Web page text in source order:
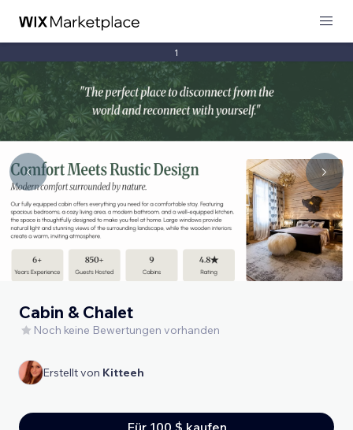
1
Cabin & Chalet
Noch keine Bewertungen vorhanden
Erstellt von Kitteeh
Für 100 $ kaufen